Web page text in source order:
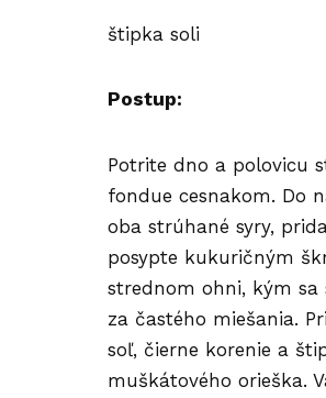
štipka soli
Postup:
Potrite dno a polovicu
fondue cesnakom. Do
oba strúhané syry,
posypte kukuričným
strednom ohni, kým sa
za častého miešania.
soľ, čierne korenie a
muškátového orieška.